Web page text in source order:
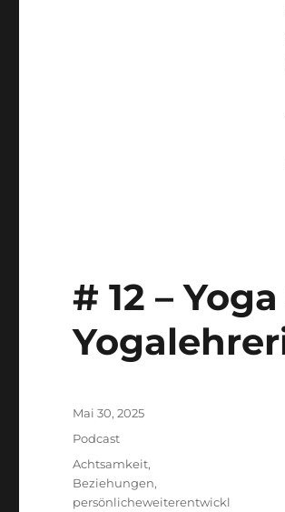
# 12 –
Veröffentlicht
Mai 30, 2025
Kategorien
Podcast
Schlagwörter
Achtsamkeit,
Beziehungen,
persönlicheweiterentwickl